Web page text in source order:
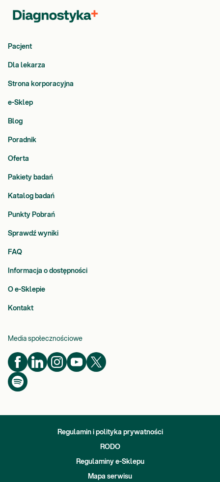
Pacjent
Dla lekarza
Strona korporacyjna
e-Sklep
Blog
Poradnik
Oferta
Pakiety badań
Katalog badań
Punkty Pobrań
Sprawdź wyniki
FAQ
Informacja o dostępności
O e-Sklepie
Kontakt
Media społecznościowe
Regulamin i polityka prywatności
RODO
Regulaminy e-Sklepu
Mapa serwisu